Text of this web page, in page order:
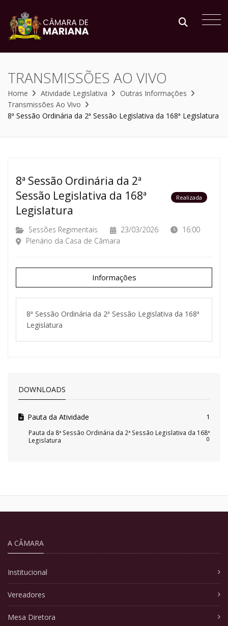
TRANSMISSÕES AO VIVO
Home Atividade Legislativa
Outras Informações
Transmissões Ao Vivo
8ª Sessão Ordinária da 2ª Sessão Legislativa da 168ª Legislatura
8ª Sessão Ordinária da 2ª
Sessão Legislativa da 168ª
Legislatura
Realizada
Sessões Regimentais 23/03/2026
16:00
Plenário da Casa de Câmara
Informações
8ª Sessão Ordinária da 2ª Sessão Legislativa da 168ª
Legislatura
DOWNLOADS
Pauta da Atividade 1
Pauta da 8ª Sessão Ordinária da 2ª Sessão Legislativa da 168ª
Legislatura
0
A CÂMARA
Institucional
Vereadores
Mesa Diretora